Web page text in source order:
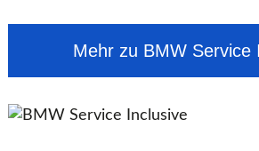
Mehr zu BMW Service